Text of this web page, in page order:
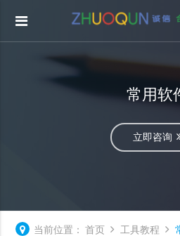
常用软
立即咨询
当前位置： 首页 工具教程